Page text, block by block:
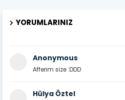
YORUMLARINIZ
Anonymous
Afferim size :DDD
Hülya Öztel